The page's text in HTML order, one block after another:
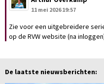
11 mei 2026 19:57
Zie voor een uitgebreidere
op de RVW website (na
De laatste nieuwsberichten: